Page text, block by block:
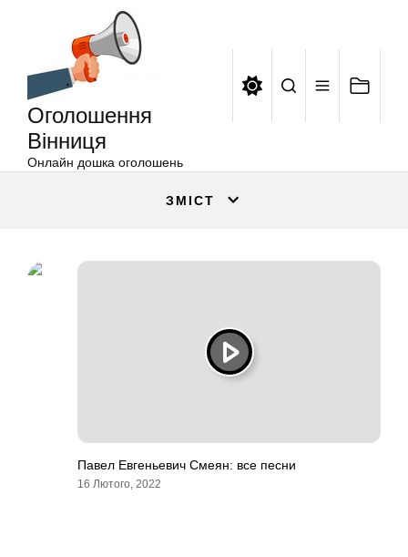
Оголошення
Вінниця
Онлайн дошка оголошень
ЗМІСТ
Павел Евгеньевич Смеян: все песни
16 Лютого, 2022